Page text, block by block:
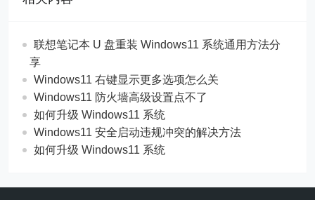
联想笔记本 U 盘重装 Windows11 系统通用方法分
享
Windows11 右键显示更多选项怎么关
Windows11 防火墙高级设置点不了
如何升级 Windows11 系统
Windows11 安全启动违规冲突的解决方法
如何升级 Windows11 系统